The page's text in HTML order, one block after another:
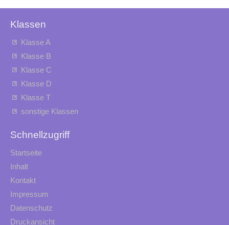
Klassen
Klasse A
Klasse B
Klasse C
Klasse D
Klasse T
sonstige Klassen
Schnellzugriff
Startseite
Inhalt
Kontakt
Impressum
Datenschutz
Druckansicht